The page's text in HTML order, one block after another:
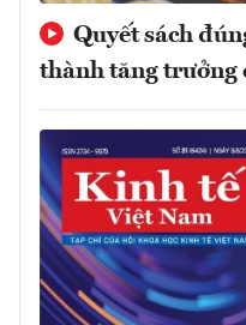
Quyết sách
thành tăng trưởng